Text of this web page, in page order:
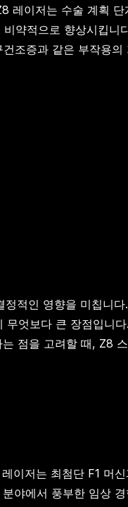
레이저는 수술 계획 단
약적으로 향상시킵니
조증과 같은 부작용의
적인 영향을 미칩니
엇보다 큰 장점입니
점을 고려할 때, Z8
이저는 최첨단 F1 머
야에서 풍부한 임상